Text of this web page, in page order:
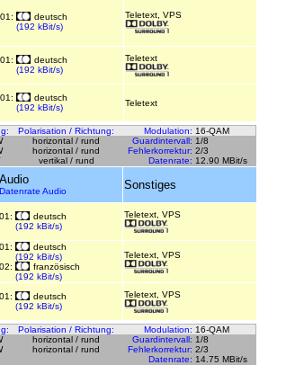
01:
deutsch
(192 kBit/s)
Teletext, VPS
01:
deutsch
(192 kBit/s)
Teletext
01:
deutsch
(192 kBit/s)
Teletext
Polarisation / Richtung: Modulation: 16-QAM
horizontal / rund Guardintervall: 1/8
horizontal / rund Fehlerkorrektur: 2/3
vertikal / rund Datenrate: 12.90 MBit/s
Audio
Datenrate Audio Sonstiges
01:
deutsch
(192 kBit/s)
Teletext, VPS
01:
deutsch
(192 kBit/s)
02:
französisch
(192 kBit/s)
Teletext, VPS
01:
deutsch
(192 kBit/s)
Teletext, VPS
Polarisation / Richtung: Modulation: 16-QAM
horizontal / rund Guardintervall: 1/8
horizontal / rund Fehlerkorrektur: 2/3
Datenrate: 14.75 MBit/s